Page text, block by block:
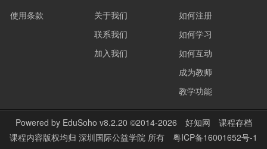
使用条款
关于我们
联系我们
加入我们
如何注册
如何学习
如何互动
成为教师
教学功能
Powered by EduSoho v8.2.20 ©2014-2026 好知网
课程存档
课程内容版权均归 深圳国际公益学院 所有 粤ICP备16001652号-1